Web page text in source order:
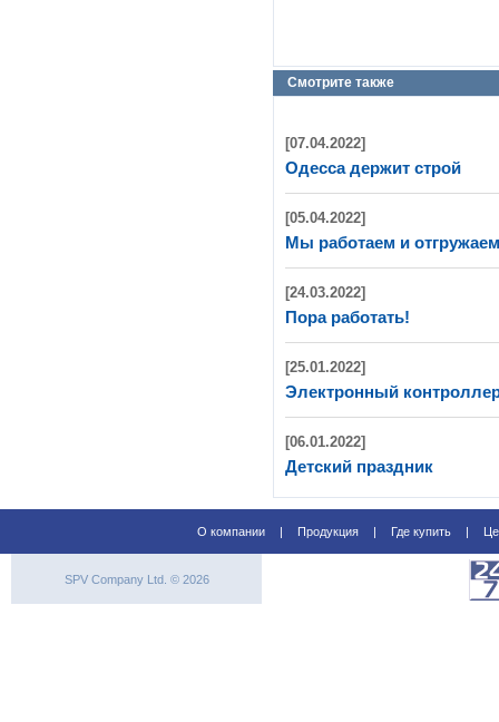
Смотрите также
[07.04.2022]
Одесса держит строй
[05.04.2022]
Мы работаем и
[24.03.2022]
Пора работать!
[25.01.2022]
Электронный
[06.01.2022]
Детский праздник
О компании | Продукция | Где купить |
SPV Company Ltd. © 2026